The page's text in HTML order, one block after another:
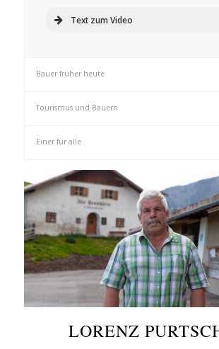
Text zum Video
Bauer früher heute
Tourismus und Bauern
Einer für alle
LORENZ